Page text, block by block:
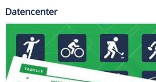
Datencenter